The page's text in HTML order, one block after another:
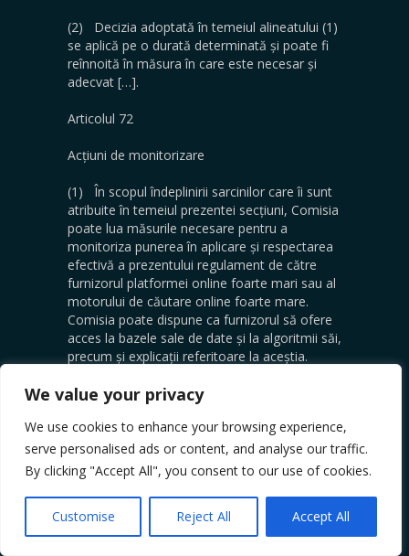
We value your privacy
We use cookies to enhance your browsing experience,
serve personalised ads or content, and analyse our traffic.
By clicking "Accept All", you consent to our use of cookies.
Customise Reject All Accept All
(2) Decizia adoptată în temeiul alineatului (1)
se aplică pe o durată determinată și poate fi
reînnoită în măsura în care este necesar și
adecvat […].
Articolul 72
Acțiuni de monitorizare
(1) În scopul îndeplinirii sarcinilor care îi sunt
atribuite în temeiul prezentei secțiuni, Comisia
poate lua măsurile necesare pentru a
monitoriza punerea în aplicare și respectarea
efectivă a prezentului regulament de către
furnizorul platformei online foarte mari sau al
motorului de căutare online foarte mare.
Comisia poate dispune ca furnizorul să ofere
acces la bazele sale de date și la algoritmii săi,
precum și explicații referitoare la aceștia.
obligații pentru furnizorul platformei online
foarte mare de a păstra toate documentele
considerate necesare pentru a evalua punerea
în aplicare și respectarea obligațiilor în temeiul
prezentului regulament […].
Articolul 74